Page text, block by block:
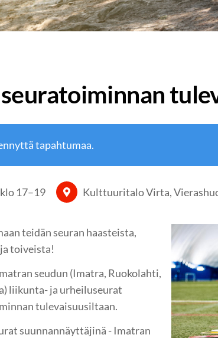
tapahtumaa.
klo 17–19 Kulttuuritalo Virta,
teidän seuran haasteista,
toiveista!
seudun (Imatra, Ruokolahti,
liikunta- ja urheiluseurat
tulevaisuusiltaan.
suunnannäyttäjinä - Imatran